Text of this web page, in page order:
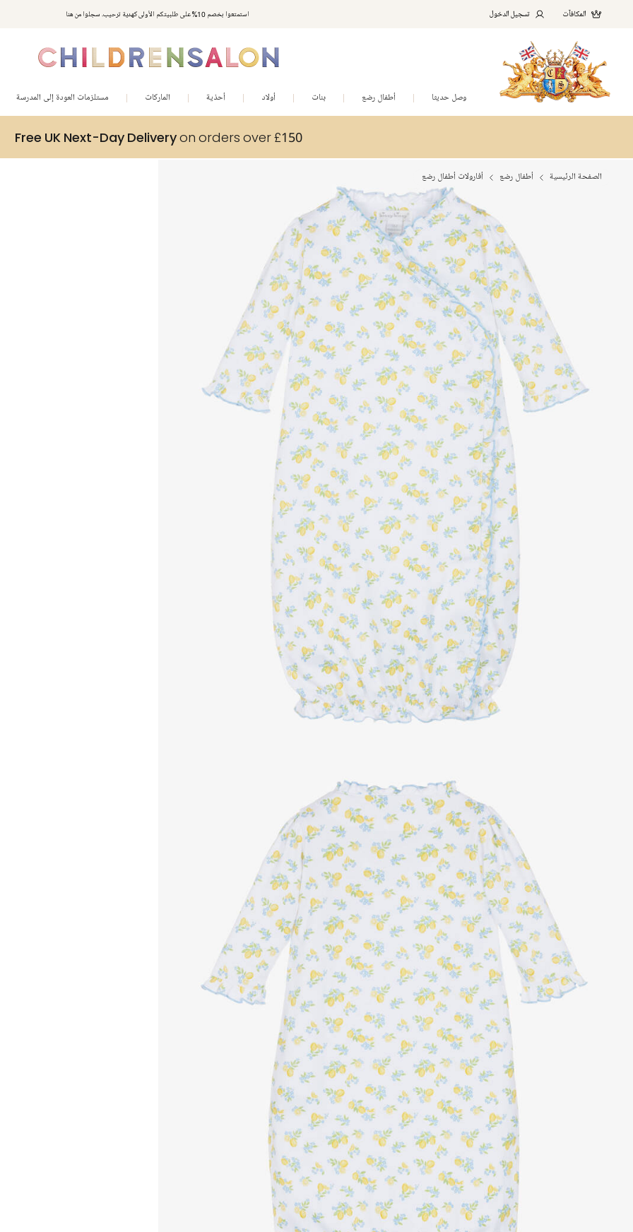
استمتعوا بخصم 10% على طلبيتكم الأولى كهدية ترحيب. سجلوا من هنا المكافآت تسجيل الدخول
وصل حديثا أطفال رضع بنات أولاد أحذية الماركات مستلزمات العودة إلى المدرسة
Free UK Next-Day Deliveryon orders over £150
الصفحة الرئيسية أطفال رضع أفارولات أطفال رضع